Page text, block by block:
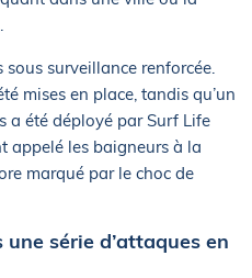
surveillance renforcée.
mises en place, tandis qu’un
a été déployé par Surf Life
appelé les baigneurs à la
marqué par le choc de
série d’attaques en